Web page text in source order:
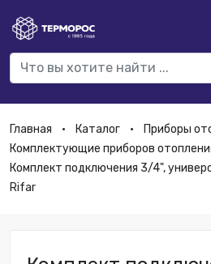
Главная Каталог
Приборы
Комплектующие приборов
Комплект подключения 3/4",
Rifar